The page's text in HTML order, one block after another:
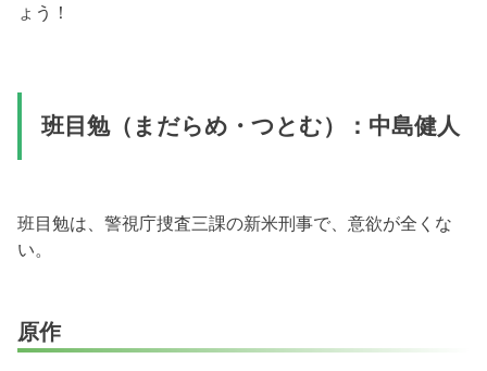
ょう！
班目勉（まだらめ・つとむ）：中島健人
班目勉は、警視庁捜査三課の新米刑事で、意欲が全くな
い。
原作